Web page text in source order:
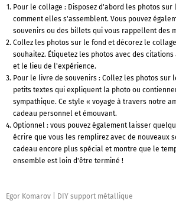
Pour le collage : Disposez d'abord les photos
comment elles s'assemblent. Vous pouvez
souvenirs ou des billets qui vous rappellent des
Collez les photos sur le fond et décorez le
souhaitez. Étiquetez les photos avec des
et le lieu de l'expérience.
Pour le livre de souvenirs : Collez les photos sur
petits textes qui expliquent la photo ou
sympathique. Ce style « voyage à travers notre
cadeau personnel et émouvant.
Optionnel : vous pouvez également laisser
écrire que vous les remplirez avec de nouveaux
cadeau encore plus spécial et montre que le
ensemble est loin d'être terminé !
Egor Komarov DIY support métallique